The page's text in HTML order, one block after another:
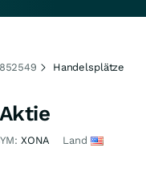
Handelsplätze
XONA Land